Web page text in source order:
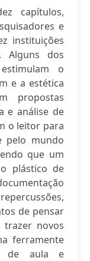
capítulos,
e
instituições
Alguns dos
o
e a estética
propostas
e análise de
o leitor para
pelo mundo
que um
plástico de
de pensar
novos
ferramente
de aula e